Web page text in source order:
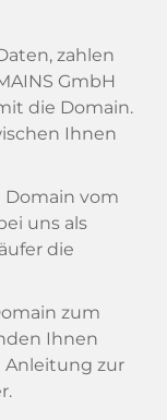
zahlen
GmbH
die Domain.
Ihnen
Domain vom
uns als
die
zum
Ihnen
Anleitung zur